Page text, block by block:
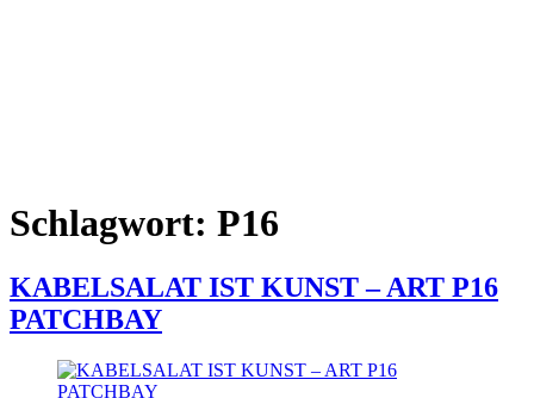
Schlagwort: P16
KABELSALAT IST KUNST – ART P16
PATCHBAY